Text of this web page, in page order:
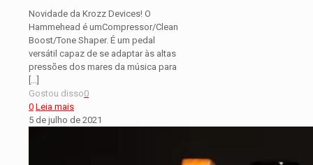
Novidade da Krozz Devices! O
Hammehead é umCompressor/Clean
Boost/Tone Shaper. É um pedal
versátil capaz de se adaptar às altas
pressões dos mares da música para
Gostou disso0
0 Leia mais
5 de julho de 2021